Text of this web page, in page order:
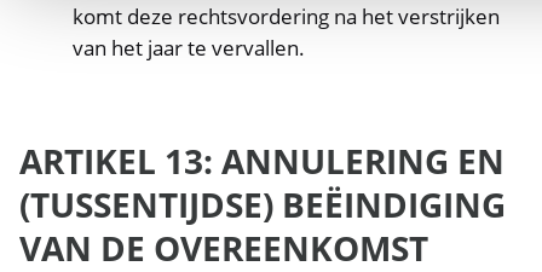
komt deze rechtsvordering na het verstrijken
van het jaar te vervallen.
ARTIKEL 13: ANNULERING EN
(TUSSENTIJDSE) BEËINDIGING
VAN DE OVEREENKOMST